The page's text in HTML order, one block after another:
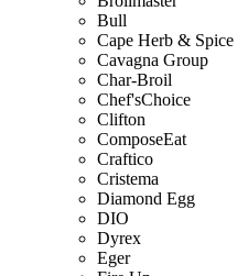
Bull
Cape Herb & Spice
Cavagna Group
Char-Broil
Chef'sChoice
Clifton
ComposeEat
Craftico
Cristema
Diamond Egg
DIO
Dyrex
Eger